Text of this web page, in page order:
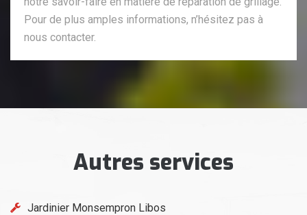
Pour de plus amples informations, n’hésitez pas à
nous contacter.
Autres services
Jardinier Monsempron Libos